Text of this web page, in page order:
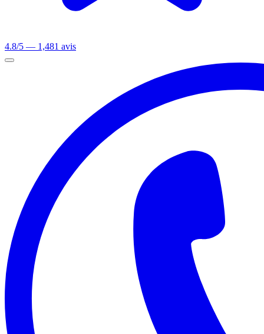
4.8/5 — 1,481 avis
Ouvrir le menu